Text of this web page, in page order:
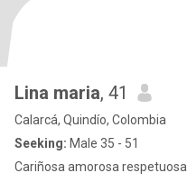
Lina maria, 41
Calarcá, Quindío, Colombia
Seeking: Male 35 - 51
Cariñosa amorosa respetuosa